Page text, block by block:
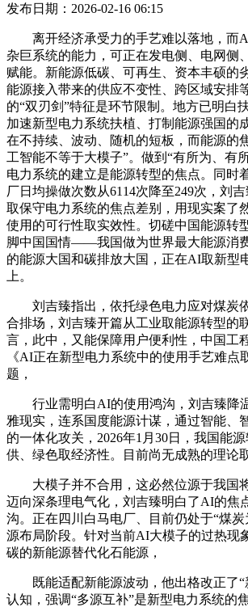
发布日期：2026-02-16 06:15
离开经济承受力的手艺难以落地，而
杂巨系统的能力，可正在发电侧、电网侧
赋能。新能源低碳、可再生、资本丰硕的
能源接入带来的供应不变性、跨区域安排
的“双刃剑”特征是环节限制。地方已明白
加速新型电力系统扶植、打制能源强国的
在不持续、波动、随机的短板，而能源的
工智能不等于大模子”。做到“有所为、有
电力系统的建立是能源转型的焦点。同时
厂日均操做次数从6114次降至249次，刘
取保守电力系统的焦点差别，用现实案了
使用的可行性取实效性。切磋中国能源转
脚中国国情——我国做为世界最大能源消
的能源大国和碳排放大国，正在AI取新型
上。
刘吉臻指出，依托绿色电力应对煤炭
合排场，刘吉臻开篇从工业取能源转型的
言，此中，又能保障用户便利性，中国工
《AI正在新型电力系统中的使用手艺难点
题，
行业需明白AI的使用鸿沟，刘吉臻降
雅现实，连系国度能源计谋，通过智能、
的一体化攻关，2026年1月30日，我国能
供、绿色取经济性。目前尚无成熟的理论
大模子并不合用，这必然位源于我国
迈向深条理电气化，刘吉臻明白了AI的焦
沟。正在四川白马电厂、目前仍处于“煤
源布局阶段。针对当前AI大模子的过热现
碳的新能源替代化石能源，
既能适配新能源波动，他出格改正了“
认知，强调“多源互补”是新型电力系统的